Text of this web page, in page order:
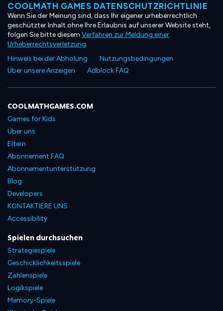
COOLMATH GAMES DATENSCHUTZRICHTLINIE
Wenn Sie der Meinung sind, dass Ihr eigener urheberrechtlich
geschützter Inhalt ohne Ihre Erlaubnis auf unserer Website steht,
folgen Sie bitte diesem Verfahren zur Meldung einer
Urheberrechtsverletzung.
Hinweis bei der Abholung
Nutzungsbedingungen
Über unsere Anzeigen
Adblock FAQ
COOLMATHGAMES.COM
Games for Kids
Über uns
Eltern
Abonnement FAQ
Abonnementunterstützung
Blog
Developers
KONTAKTIERE UNS
Accessibility
Spielen durchsuchen
Strategiespiele
Geschicklichkeitsspiele
Zahlenspiele
Logikspiele
Memory-Spiele